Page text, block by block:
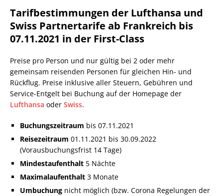
Tarifbestimmungen der Lufthansa und
Swiss Partnertarife ab Frankreich bis
07.11.2021 in der First-Class
Preise pro Person und nur gültig bei 2 oder mehr
gemeinsam reisenden Personen für gleichen Hin- und
Rückflug. Preise inklusive aller Steuern, Gebühren und
Service-Entgelt bei Buchung auf der Homepage der
Lufthansa oder Swiss.
Buchungszeitraum bis 07.11.2021
Reisezeitraum 01.11.2021 bis 30.09.2022
(Vorausbuchungsfrist 14 Tage)
Mindestaufenthalt 5 Nächte
Maximalaufenthalt 3 Monate
Umbuchung nicht möglich (bzw. Corona Regelungen der